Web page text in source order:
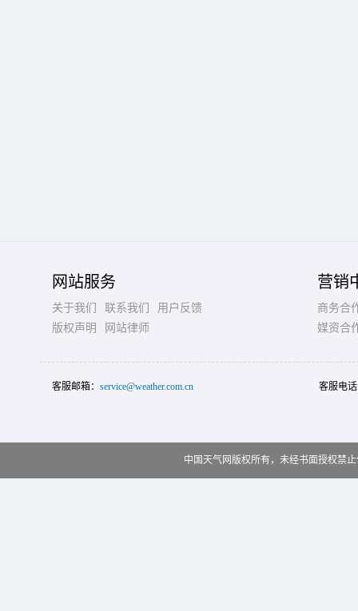
网站服务
关于我们 联系我们
用户反馈
版权声明
网站律师
营销
商务合
媒资合
客服邮箱： service@weather.com.cn 客服电
中国天气网版权所有，未经书面授权